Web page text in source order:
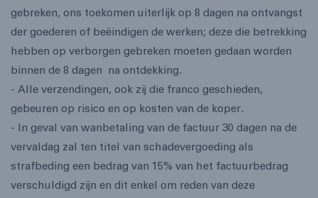
gebreken, ons toekomen uiterlijk op 8 dagen na ontvangst
der goederen of beëindigen de werken; deze die betrekking
hebben op verborgen gebreken moeten gedaan worden
binnen de 8 dagen na ontdekking.
- Alle verzendingen, ook zij die franco geschieden,
gebeuren op risico en op kosten van de koper.
- In geval van wanbetaling van de factuur 30 dagen na de
vervaldag zal ten titel van schadevergoeding als
strafbeding een bedrag van 15% van het factuurbedrag
verschuldigd zijn en dit enkel om reden van deze